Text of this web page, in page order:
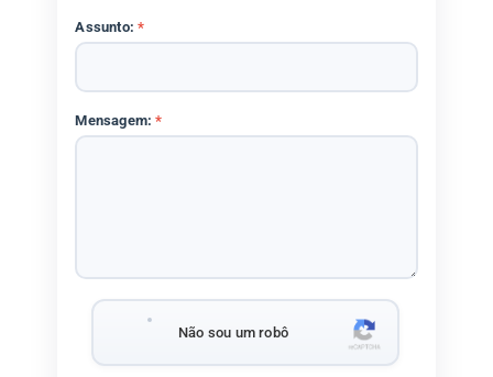
Assunto:*
Mensagem:*
Não sou um robô